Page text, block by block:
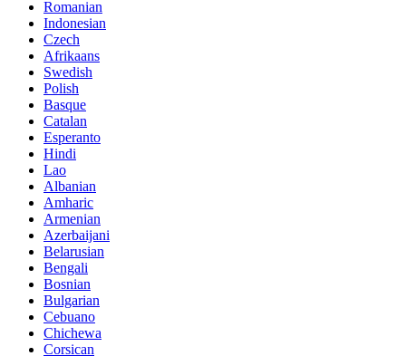
Romanian
Indonesian
Czech
Afrikaans
Swedish
Polish
Basque
Catalan
Esperanto
Hindi
Lao
Albanian
Amharic
Armenian
Azerbaijani
Belarusian
Bengali
Bosnian
Bulgarian
Cebuano
Chichewa
Corsican